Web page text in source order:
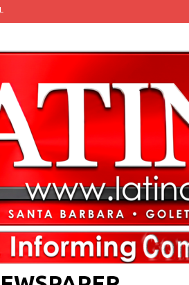
1 DEPORTE
de Texas que permite a la policía detener a
nevada en lo que va del año en California
restringir la ciudadanía por nacimiento y el